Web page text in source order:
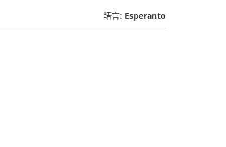
語言: Esperanto